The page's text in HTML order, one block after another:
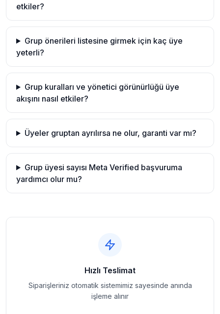
etkiler?
Grup önerileri listesine girmek için kaç üye
yeterli?
Grup kuralları ve yönetici görünürlüğü üye
akışını nasıl etkiler?
Üyeler gruptan ayrılırsa ne olur, garanti var mı?
Grup üyesi sayısı Meta Verified başvuruma
yardımcı olur mu?
Hızlı Teslimat
Siparişleriniz otomatik sistemimiz sayesinde anında
işleme alınır